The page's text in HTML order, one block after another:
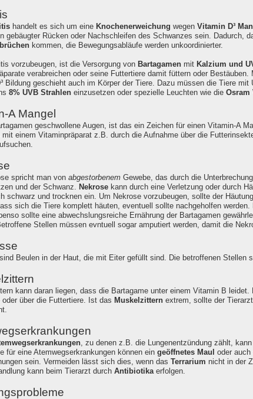
handelt es sich um eine Knochenerweichung wegen Vitamin D³
gebäugter Rücken oder Nachschleifen des Schwanzes sein. Dadurch,
kommen, die Bewegungsabläufe werden unkoordinierter.
vorzubeugen, ist die Versorgung von Bartagamenmit Kalzium und
verabreichen oder seine Futtertiere damit füttern oder Bestäuben.
Bildung geschieht auch im Körper der Tiere. Dazu müssen die Tiere
8% UVB Strahleneinzusetzen oder spezielle Leuchten wie die Osram
A Mangel
geschwollene Augen, ist das ein Zeichen für einen Vitamin-A
mit einem Vitaminpräparat z.B. durch die Aufnahme über die
spricht man von abgestorbenemGewebe, das durch die
und der Schwanz.
Nekrosekann durch eine Verletzung oder durch
schwarz und trocknen ein. Um Nekrose vorzubeugen, sollte der
sich die Tiere komplett häuten, eventuell sollte nachgeholfen
sollte eine abwechslungsreiche Ernährung der Bartagamen
Stellen müssen evntuell sogar amputiert werden, damit die
Beulen in der Haut, die mit Eiter gefüllt sind. Die betroffenen Stellen
kann daran liegen, dass die Bartagame unter einem Vitamin B leidet.
oder über die Futtertiere. Ist das Muskelzitternextrem, sollte der
, zu denen z.B. die Lungenentzündung zählt,
für eine Atemwegserkrankungen können ein geöffnetes Maul
oder
sein. Vermeiden lässt sich dies, wenn das Terrarium nicht in der
kann beim Tierarzt durch Antibiotikaerfolgen.